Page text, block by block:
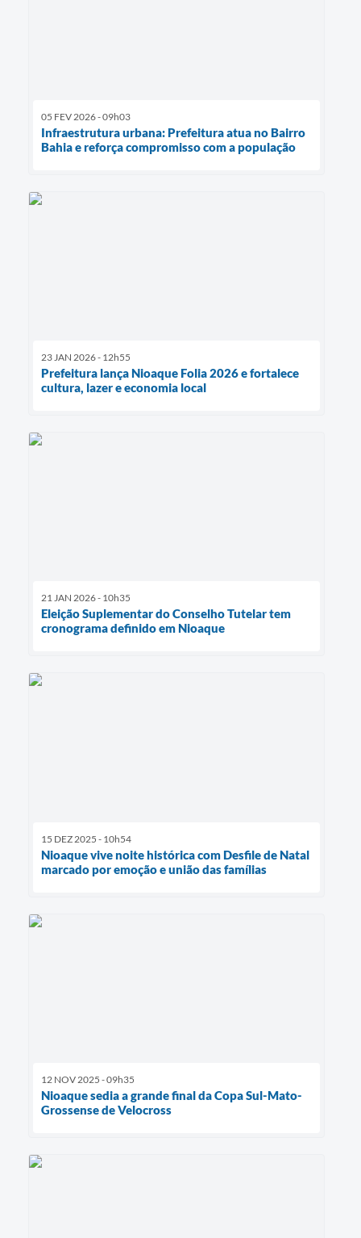
05 FEV 2026 - 09h03
Infraestrutura urbana: Prefeitura atua no Bairro
Bahia e reforça compromisso com a população
23 JAN 2026 - 12h55
Prefeitura lança Nioaque Folia 2026 e fortalece
cultura, lazer e economia local
21 JAN 2026 - 10h35
Eleição Suplementar do Conselho Tutelar tem
cronograma definido em Nioaque
15 DEZ 2025 - 10h54
Nioaque vive noite histórica com Desfile de Natal
marcado por emoção e união das famílias
12 NOV 2025 - 09h35
Nioaque sedia a grande final da Copa Sul-Mato-
Grossense de Velocross